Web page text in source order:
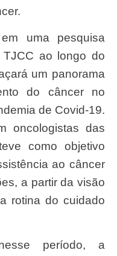
ao longo do
um panorama
do câncer no
de Covid-19.
oncologistas das
como objetivo
ao câncer
a partir da visão
rotina do cuidado